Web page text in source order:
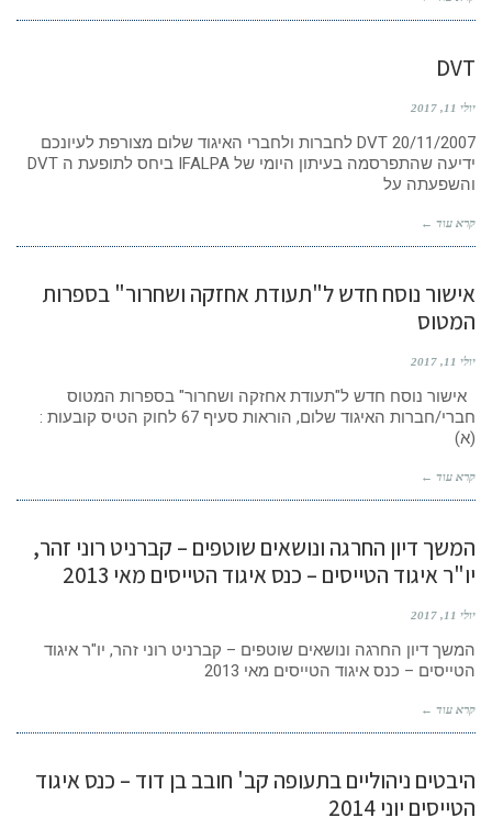
DVT
יולי 11, 2017
DVT 20/11/2007 לחברות ולחברי האיגוד שלום מצורפת לעיונכם
ידיעה שהתפרסמה בעיתון היומי של IFALPA ביחס לתופעת ה DVT
והשפעתה על
קרא עוד ←
אישור נוסח חדש ל"תעודת אחזקה ושחרור" בספרות
המטוס
יולי 11, 2017
אישור נוסח חדש ל"תעודת אחזקה ושחרור" בספרות המטוס
חברי/חברות האיגוד שלום, הוראות סעיף 67 לחוק הטיס קובעות :
(א)
קרא עוד ←
המשך דיון החרגה ונושאים שוטפים – קברניט רוני זהר,
יו"ר איגוד הטייסים – כנס איגוד הטייסים מאי 2013
יולי 11, 2017
המשך דיון החרגה ונושאים שוטפים – קברניט רוני זהר, יו"ר איגוד
הטייסים – כנס איגוד הטייסים מאי 2013
קרא עוד ←
היבטים ניהוליים בתעופה קב' חובב בן דוד – כנס איגוד
הטייסים יוני 2014